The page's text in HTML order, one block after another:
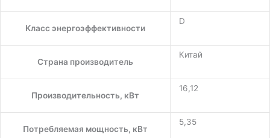
Класс энергоэффективности
D
Страна производитель
Китай
Производительность, кВт
16,12
Потребляемая мощность, кВт
5,35